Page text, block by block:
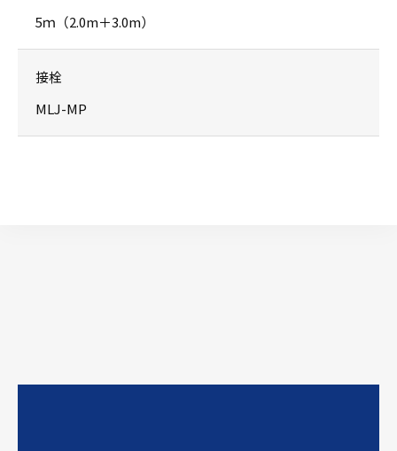
5ｍ（2.0m＋3.0m）
接栓
MLJ-MP